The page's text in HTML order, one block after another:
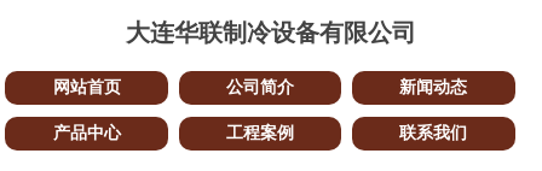
大连华联制冷设备有限公司
网站首页 公司简介 新闻动态
产品中心 工程案例 联系我们